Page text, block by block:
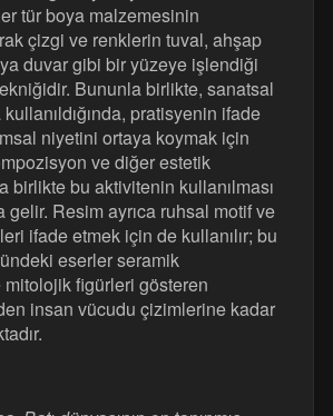
tür boya malzemesinin
çizgi ve renklerin tuval, ahşap
duvar gibi bir yüzeye işlendiği
Bununla birlikte, sanatsal
pratisyenin ifade
niyetini ortaya koymak için
ve diğer estetik
birlikte bu aktivitenin kullanılması
gelir. Resim ayrıca ruhsal motif ve
ifade etmek için de kullanılır; bu
eserler seramik
mitolojik figürleri gösteren
insan vücudu çizimlerine kadar